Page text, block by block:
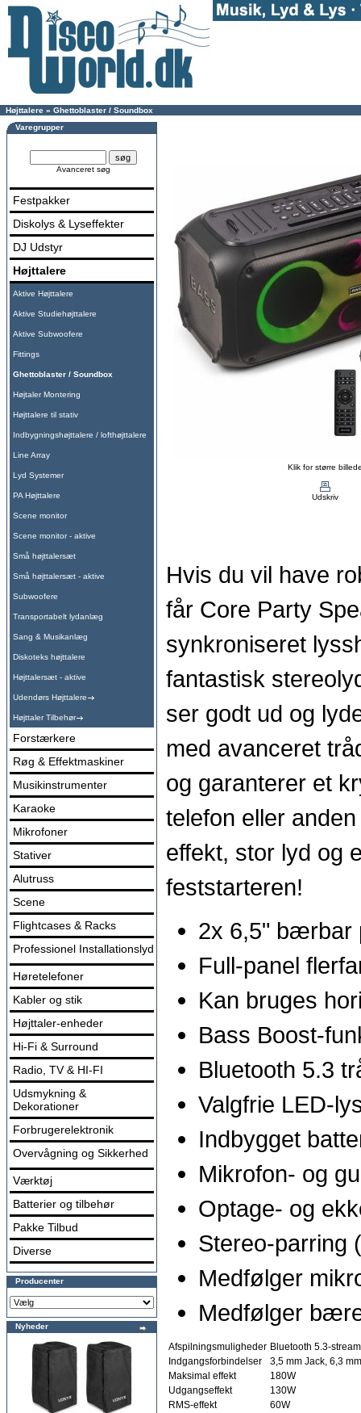
Højttalere » Ghettoblaster / Soundbox
Varegrupper
Avanceret søg
Festpakker
Diskolys & Lyseffekter
DJ Udstyr
Højttalere
Aktive Højttalere
Aktive Studiehøjttalere
Aktive Subwoofere
Fittings
Ghettoblaster / Soundbox
Højtaler Montering
Højttalere til stativ
Indbygningshøjttalere / lofthøjttalere
Line Array
Lyd Systemer
PA Højttalere
Scene monitor
Scene monitor - aktive
Små højttalersæt
Små højttalersæt - aktive
Subwoofere
Transportabelt lydanlæg
Sang & Musikanlæg
Diskoteks højttalere
Højttalersæt - aktive
Udendørs Højttalere
Højttaler Tilbehør
Forstærkere
Røg & Effektmaskiner
Musikinstrumenter
Karaoke
Mikrofoner
Stativer
Alutruss
Scene
Flightcases & Racks
Professionel Installationslyd
Høretelefoner
Kabler og stik
Højttaler-enheder
Hi-Fi & Surround
Radio, TV & HI-FI
Udsmykning &
Dekorationer
Forbrugerelektronik
Overvågning og Sikkerhed
Værktøj
Batterier og tilbehør
Pakke Tilbud
Diverse
Producenter
Nyheder
Klik for større
Udskriv
Hvis du vil have
får Core Party
synkroniseret
fantastisk
ser godt ud og
med avanceret
og garanterer et
telefon eller
effekt, stor lyd og
feststarteren!
2x 6,5" bærbar
Full-panel
Kan bruges
Bass Boost-
Bluetooth 5.3
Valgfrie LED-
Indbygget
Mikrofon- og
Optage- og
Stereo-parring
Medfølger
Medfølger
Afspilningsmuligheder Bluetooth 5.3-
Indgangsforbindelser
3,5 mm Jack, 6,3
Maksimal effekt
180W
Udgangseffekt
130W
RMS-effekt
60W